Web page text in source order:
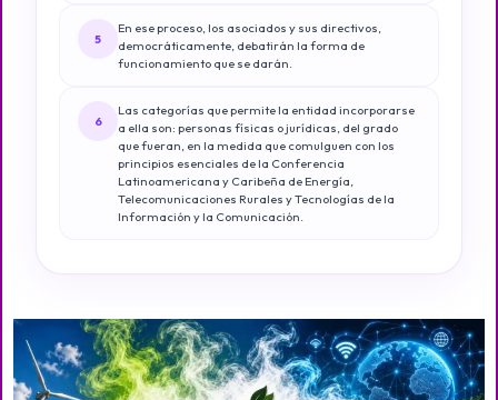
5
En ese proceso, los asociados y sus directivos,
democráticamente, debatirán la forma de
funcionamiento que se darán.
6
Las categorías que permite la entidad incorporarse
a ella son: personas físicas o jurídicas, del grado
que fueran, en la medida que comulguen con los
principios esenciales de la Conferencia
Latinoamericana y Caribeña de Energía,
Telecomunicaciones Rurales y Tecnologías de la
Información y la Comunicación.